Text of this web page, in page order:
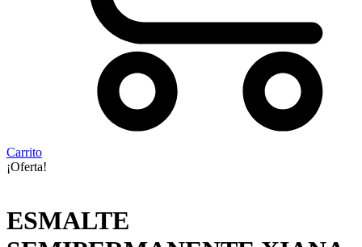
Carrito
¡Oferta!
ESMALTE